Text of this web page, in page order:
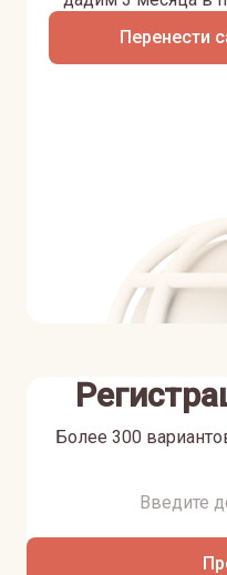
Перенести
Более 300